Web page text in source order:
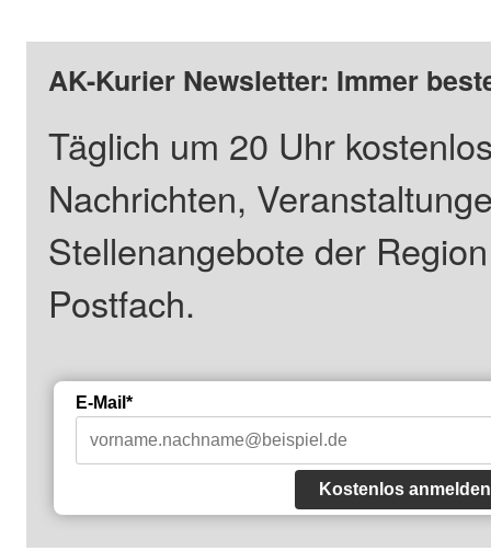
AK-Kurier Newsletter: Immer
Täglich um 20 Uhr
Nachrichten,
Stellenangebote der
Postfach.
E-Mail*
Kostenlos anmelden